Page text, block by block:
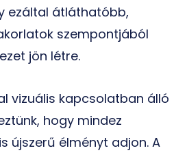
ezáltal átláthatóbb,
szempontjából
jön létre.
vizuális kapcsolatban álló
hogy mindez
újszerű élményt adjon. A